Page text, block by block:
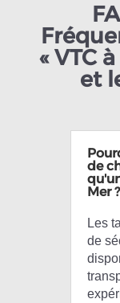
« VTC
et
de
Mer ?
Les
de